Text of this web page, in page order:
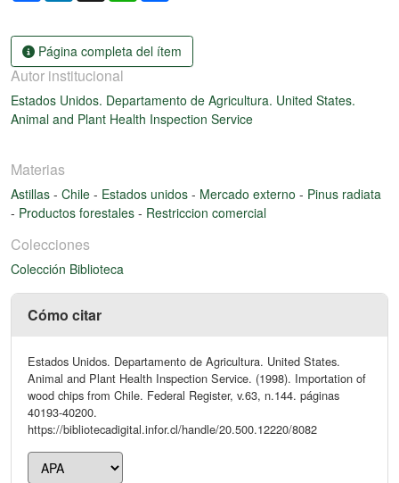
Página completa del ítem
Autor institucional
Estados Unidos. Departamento de Agricultura. United States.
Animal and Plant Health Inspection Service
Materias
Astillas - Chile - Estados unidos - Mercado externo - Pinus radiata
- Productos forestales - Restriccion comercial
Colecciones
Colección Biblioteca
Cómo citar
Estados Unidos. Departamento de Agricultura. United States.
Animal and Plant Health Inspection Service. (1998). Importation of
wood chips from Chile. Federal Register, v.63, n.144. páginas
40193-40200.
https://bibliotecadigital.infor.cl/handle/20.500.12220/8082